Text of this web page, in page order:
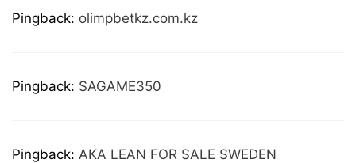
Pingback: olimpbetkz.com.kz
Pingback: SAGAME350
Pingback: AKA LEAN FOR SALE SWEDEN